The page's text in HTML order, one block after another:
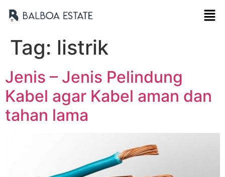
Tag: listrik
Jenis – Jenis Pelindung
Kabel agar Kabel aman dan
tahan lama